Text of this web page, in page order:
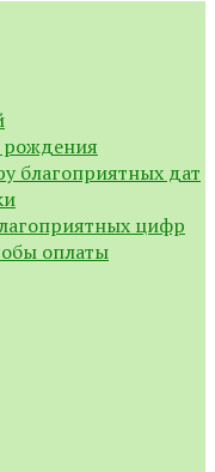
рождения
благоприятных дат
цифр
оплаты